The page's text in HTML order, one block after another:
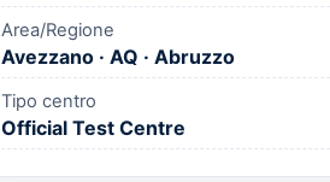
Area/Regione
Avezzano · AQ · Abruzzo
Tipo centro
Official Test Centre